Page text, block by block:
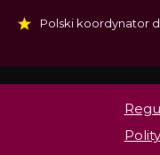
Polski koordynator